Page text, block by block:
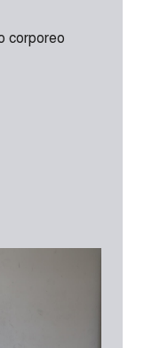
corporeo